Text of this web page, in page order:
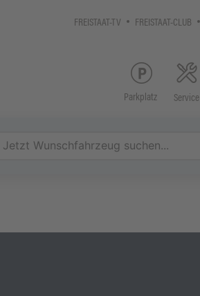
FREISTAAT-TV FREISTAAT-CLUB
Parkplatz Service